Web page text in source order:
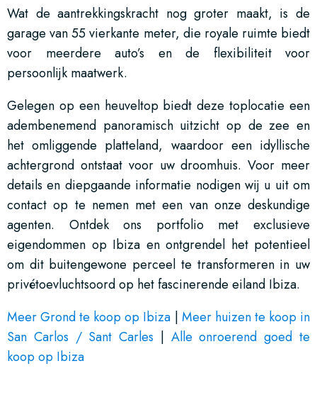
Wat de aantrekkingskracht nog groter maakt, is de
garage van 55 vierkante meter, die royale ruimte biedt
voor meerdere auto’s en de flexibiliteit voor
persoonlijk maatwerk.
Gelegen op een heuveltop biedt deze toplocatie een
adembenemend panoramisch uitzicht op de zee en
het omliggende platteland, waardoor een idyllische
achtergrond ontstaat voor uw droomhuis. Voor meer
details en diepgaande informatie nodigen wij u uit om
contact op te nemen met een van onze deskundige
agenten. Ontdek ons portfolio met exclusieve
eigendommen op Ibiza en ontgrendel het potentieel
om dit buitengewone perceel te transformeren in uw
privétoevluchtsoord op het fascinerende eiland Ibiza.
Meer Grond te koop op Ibiza | Meer huizen te koop in
San Carlos / Sant Carles | Alle onroerend goed te
koop op Ibiza